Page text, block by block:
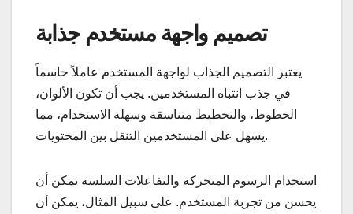
تصميم واجهة مستخدم جذابة
يعتبر التصميم الجذاب لواجهة المستخدم عاملاً حاسماً
في جذب انتباه المستخدمين. يجب أن تكون الألوان،
الخطوط، والتخطيط متناسقة وسهلة الاستخدام، مما
يسهل على المستخدمين التنقل بين المحتويات.
استخدام الرسوم المتحركة والتفاعلات السلسة يمكن أن
يحسن من تجربة المستخدم. على سبيل المثال، يمكن أن